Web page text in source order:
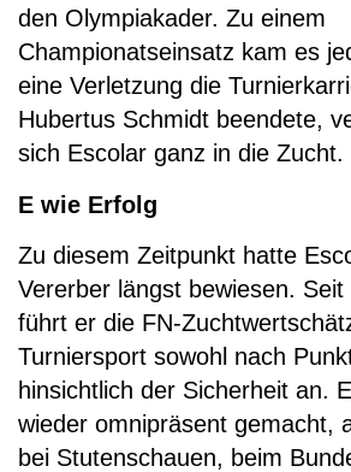
den Olympiakader. Zu einem
Championatseinsatz kam es
eine Verletzung die
Hubertus Schmidt beendete,
sich Escolar ganz in die Zucht.
E wie Erfolg
Zu diesem Zeitpunkt hatte
Vererber längst bewiesen.
führt er die FN-
Turniersport sowohl nach
hinsichtlich der Sicherheit an.
wieder omnipräsent gemacht,
bei Stutenschauen, beim